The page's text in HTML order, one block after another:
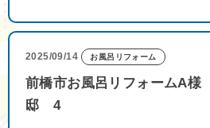
2025/09/14 お風呂リフォーム
前橋市お風呂リフォームA様
邸 4